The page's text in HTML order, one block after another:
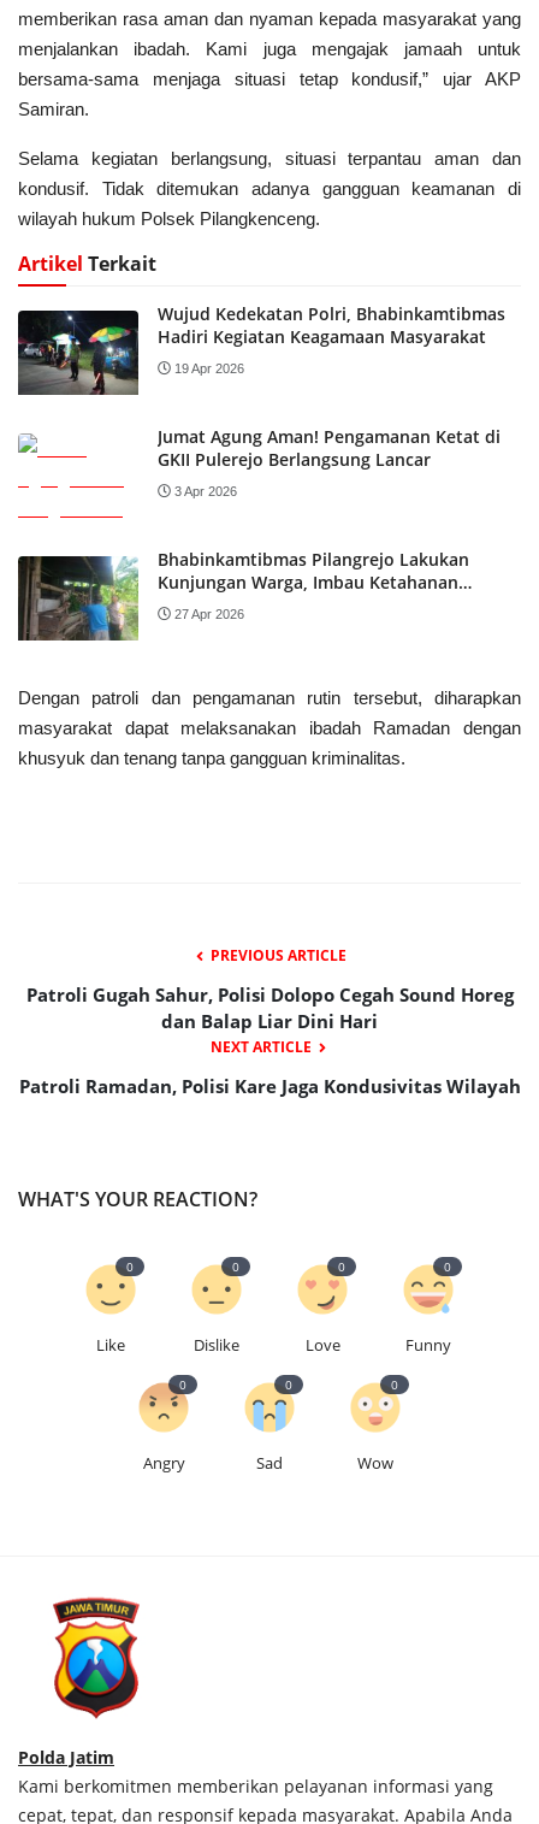
memberikan rasa aman dan nyaman kepada masyarakat yang
menjalankan ibadah. Kami juga mengajak jamaah untuk
bersama-sama menjaga situasi tetap kondusif,” ujar AKP
Samiran.
Selama kegiatan berlangsung, situasi terpantau aman dan
kondusif. Tidak ditemukan adanya gangguan keamanan di
wilayah hukum Polsek Pilangkenceng.
Artikel Terkait
Wujud Kedekatan Polri, Bhabinkamtibmas
Hadiri Kegiatan Keagamaan Masyarakat
19 Apr 2026
Jumat Agung Aman! Pengamanan Ketat di
GKII Pulerejo Berlangsung Lancar
3 Apr 2026
Bhabinkamtibmas Pilangrejo Lakukan
Kunjungan Warga, Imbau Ketahanan
Pangan dan Kamtibmas
27 Apr 2026
Dengan patroli dan pengamanan rutin tersebut, diharapkan
masyarakat dapat melaksanakan ibadah Ramadan dengan
khusyuk dan tenang tanpa gangguan kriminalitas.
PREVIOUS ARTICLE
Patroli Gugah Sahur, Polisi Dolopo Cegah Sound Horeg
dan Balap Liar Dini Hari
NEXT ARTICLE
Patroli Ramadan, Polisi Kare Jaga Kondusivitas Wilayah
WHAT'S YOUR REACTION?
Like
0
Dislike
0
Love
0
Funny
0
Angry
0
Sad
0
Wow
0
Polda Jatim
Kami berkomitmen memberikan pelayanan informasi yang
cepat, tepat, dan responsif kepada masyarakat. Apabila Anda